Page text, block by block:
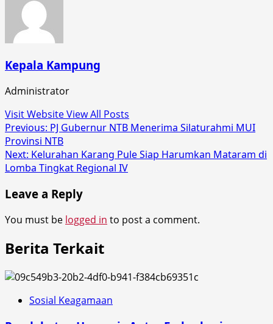
Kepala Kampung
Administrator
Visit WebsiteView All Posts
Post
navigation
Previous: PJ Gubernur NTB Menerima Silaturahmi MUI
Provinsi NTB
Next: Kelurahan Karang Pule Siap Harumkan Mataram di
Lomba Tingkat Regional IV
Leave a Reply
You must be logged in to post a comment.
Berita Terkait
Sosial Keagamaan